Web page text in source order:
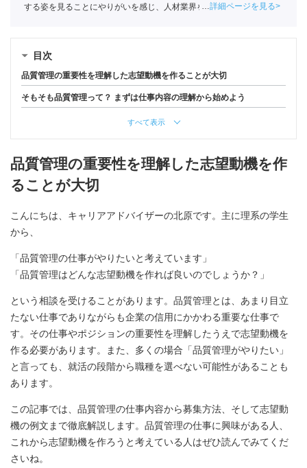
する姿を見ることにやりがいを感じ、人材業界を目指す。ポートに新
詳細ページを見る
目次
品質管理の重要性を理解した志望動機を作ることが大切
そもそも品質管理って？ まずは仕事内容の理解から始めよう
すべて表示
品質管理の重要性を理解した志望動機を作
ることが大切
こんにちは、キャリアアドバイザーの北原です。主に理系の学生
から、
「品質管理の仕事がやりたいと考えています」
「品質管理はどんな志望動機を作れば良いのでしょうか？」
という相談を受けることがあります。品質管理とは、あまり目立
たない仕事でありながらも企業の信用にかかわる重要な仕事で
す。その仕事やポジションの重要性を理解したうえで志望動機を
作る必要があります。また、多くの場合「品質管理がやりたい」
と言っても、就活の段階から職種を選べない可能性があることも
あります。
この記事では、品質管理の仕事内容から募集方法、そして志望動
機の例文まで徹底解説します。品質管理の仕事に興味がある人、
これから志望動機を作ろうと考えている人はぜひ読んでみてくだ
さいね。